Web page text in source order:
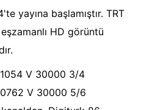
yayına başlamıştır. TRT
HD görüntü
V 30000 3/4
V 30000 5/6